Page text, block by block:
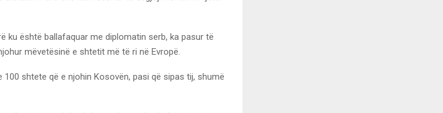
ku është ballafaquar me diplomatin serb, ka pasur të
mëvetësinë e shtetit më të ri në Evropë.
100 shtete që e njohin Kosovën, pasi që sipas tij, shumë